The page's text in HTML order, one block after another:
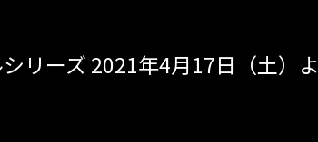
リーズ 2021年4月17日（土）よ